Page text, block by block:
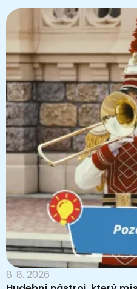
8. 8. 2026